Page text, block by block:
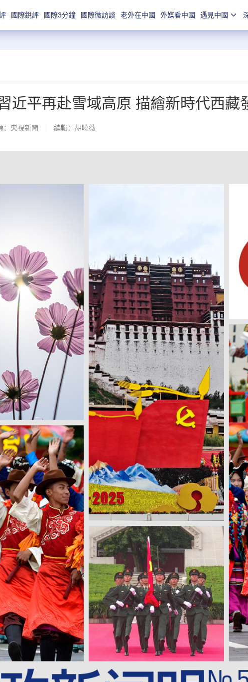
國際銳評 國際3分鐘 國際微訪談 老外在中國 外媒看中國 遇見中國
近平再赴雪域高原 描繪新時代西藏
央視新聞 編輯：胡曉薇